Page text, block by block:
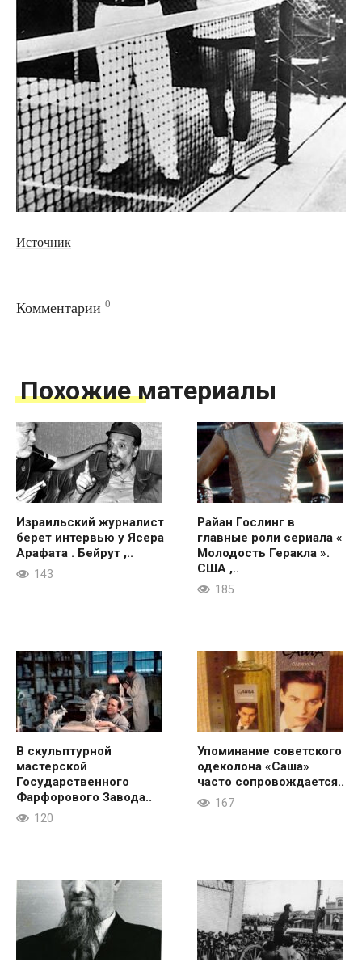
Источник
Комментарии 0
Похожие материалы
Израильский журналист
берет интервью у Ясера
Арафата . Бейрут ,..
143
Райан Гослинг в
главные роли сериала «
Молодость Геракла ».
США ,..
185
В скульптурной
мастерской
Государственного
Фарфорового Завода..
120
Упоминание советского
одеколона «Саша»
часто сопровождается..
167